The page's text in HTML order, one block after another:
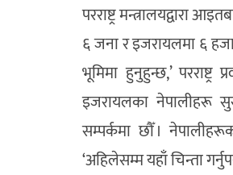
परराष्ट्र मन्त्रालयद्वारा
६ जना र इजरायलमा ६
भूमिमा हुनुहुन्छ,’
इजरायलका नेपालीहरू
सम्पर्कमा छौँ ।
‘अहिलेसम्म यहाँ चिन्ता